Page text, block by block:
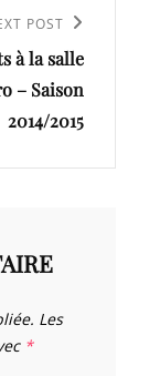
POST
à la salle
– Saison
2014/2015
Les
*